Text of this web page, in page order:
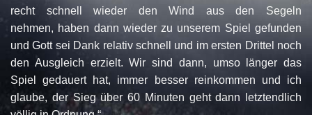
recht schnell wieder den Wind aus den Segeln
nehmen, haben dann wieder zu unserem Spiel gefunden
und Gott sei Dank relativ schnell und im ersten Drittel noch
den Ausgleich erzielt. Wir sind dann, umso länger das
Spiel gedauert hat, immer besser reinkommen und ich
glaube, der Sieg über 60 Minuten geht dann letztendlich